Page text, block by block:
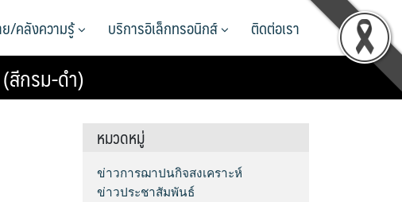
/คลังความรู้ บริการอิเล็กทรอนิกส์ ติดต่อเรา
สีกรม-ดำ)
หมวดหมู่
ข่าวการฌาปนกิจสงเคราะห์
ข่าวประชาสัมพันธ์